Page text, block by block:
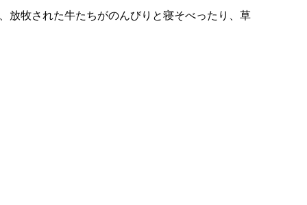
放牧された牛たちがのんびりと寝そべったり、草